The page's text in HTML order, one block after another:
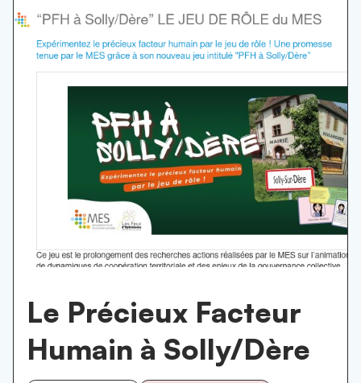
Le Précieux Facteur
Humain à Solly/Dère